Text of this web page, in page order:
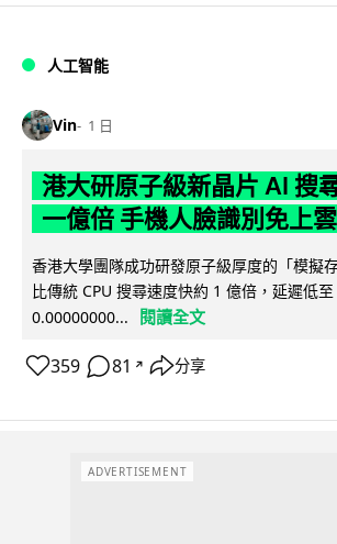
人工智能
Vin 1 日
港大研原子級新晶片 AI 搜
一億倍 手機人臉識別免上
香港大學團隊成功研發原子級厚度的「模擬
比傳統 CPU 搜尋速度快約 1 億倍，延遲低
0.00000000...
閱讀全文
359 81 ↗ 分享
ADVERTISEMENT